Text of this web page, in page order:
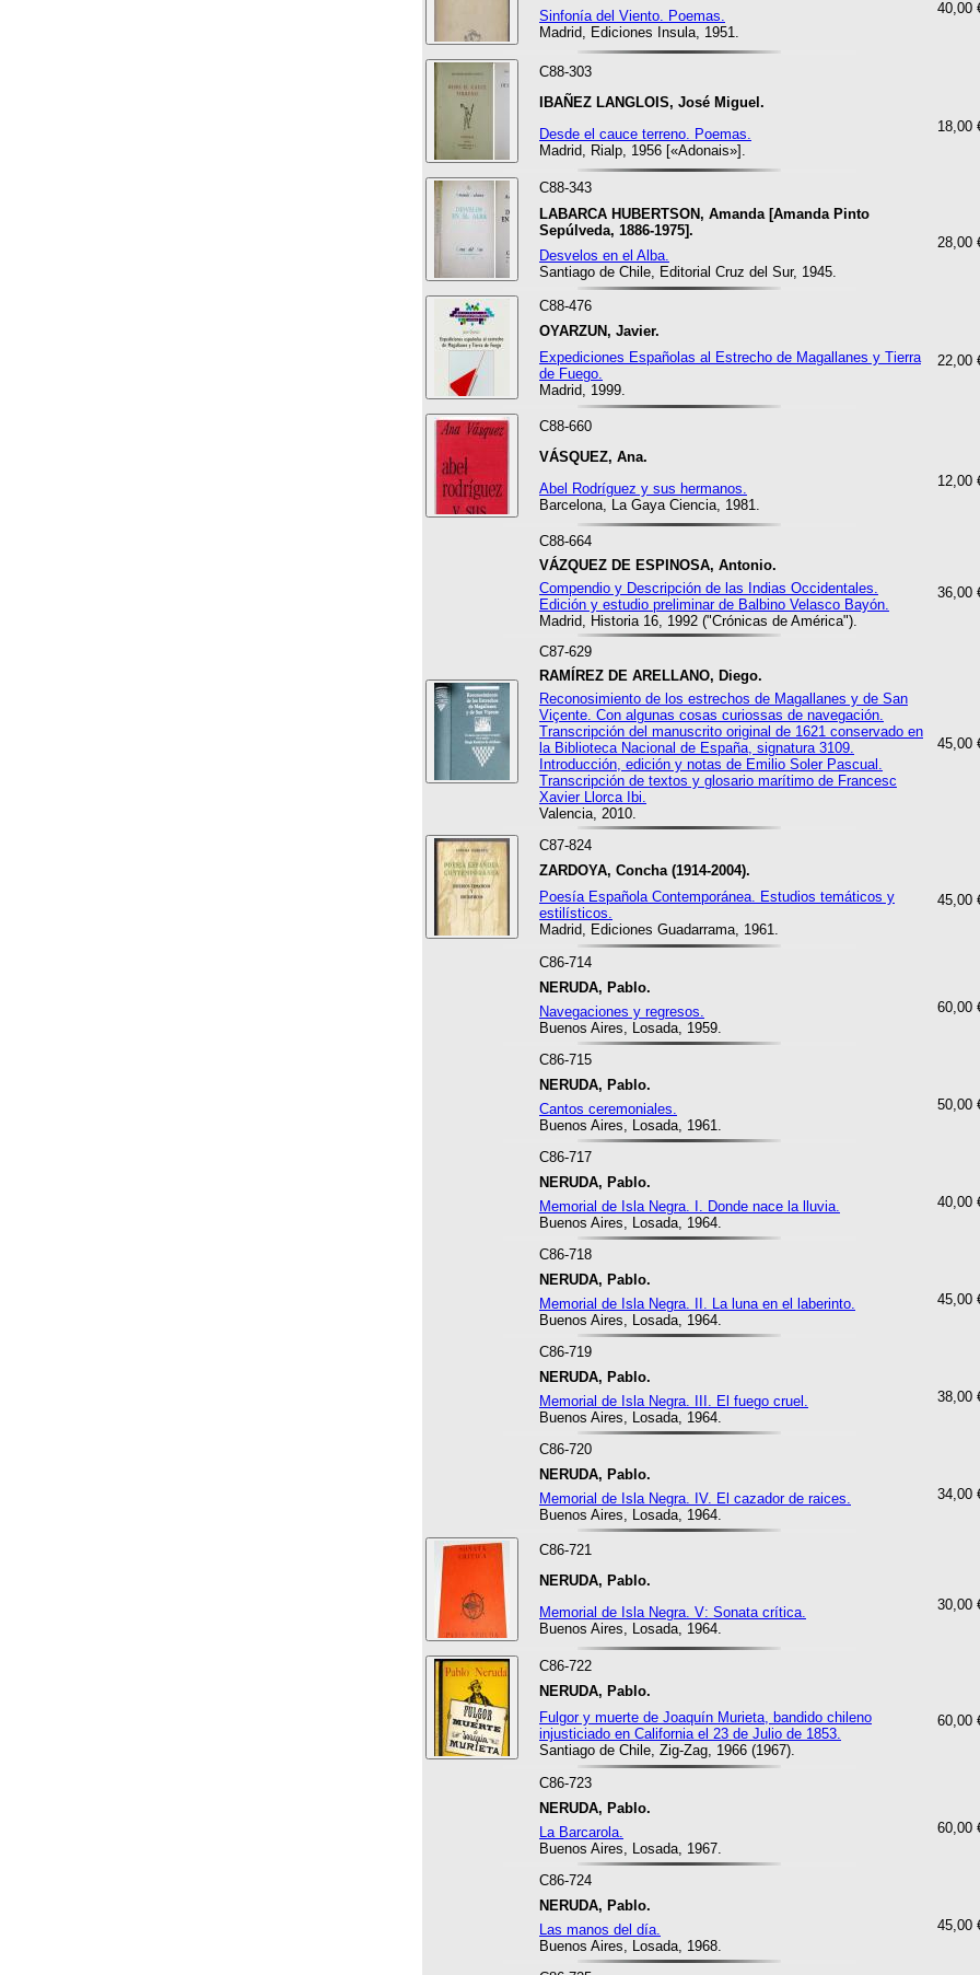
40,00
Sinfonía del Viento. Poemas.
Madrid, Ediciones Insula, 1951.
C88-303
IBAÑEZ LANGLOIS, José Miguel.
18,00
Desde el cauce terreno. Poemas.
Madrid, Rialp, 1956 [«Adonais»].
C88-343
LABARCA HUBERTSON, Amanda [Amanda Pinto
Sepúlveda, 1886-1975].
28,00
Desvelos en el Alba.
Santiago de Chile, Editorial Cruz del Sur, 1945.
C88-476
OYARZUN, Javier.
22,00
Expediciones Españolas al Estrecho de Magallanes y Tierra
de Fuego.
Madrid, 1999.
C88-660
VÁSQUEZ, Ana.
12,00
Abel Rodríguez y sus hermanos.
Barcelona, La Gaya Ciencia, 1981.
C88-664
VÁZQUEZ DE ESPINOSA, Antonio.
36,00
Compendio y Descripción de las Indias Occidentales.
Edición y estudio preliminar de Balbino Velasco Bayón.
Madrid, Historia 16, 1992 ("Crónicas de América").
C87-629
RAMÍREZ DE ARELLANO, Diego.
45,00
Reconosimiento de los estrechos de Magallanes y de San
Viçente. Con algunas cosas curiossas de navegación.
Transcripción del manuscrito original de 1621 conservado en
la Biblioteca Nacional de España, signatura 3109.
Introducción, edición y notas de Emilio Soler Pascual.
Transcripción de textos y glosario marítimo de Francesc
Xavier Llorca Ibi.
Valencia, 2010.
C87-824
ZARDOYA, Concha (1914-2004).
45,00
Poesía Española Contemporánea. Estudios temáticos y
estilísticos.
Madrid, Ediciones Guadarrama, 1961.
C86-714
NERUDA, Pablo.
60,00
Navegaciones y regresos.
Buenos Aires, Losada, 1959.
C86-715
NERUDA, Pablo.
50,00
Cantos ceremoniales.
Buenos Aires, Losada, 1961.
C86-717
NERUDA, Pablo.
40,00
Memorial de Isla Negra. I. Donde nace la lluvia.
Buenos Aires, Losada, 1964.
C86-718
NERUDA, Pablo.
45,00
Memorial de Isla Negra. II. La luna en el laberinto.
Buenos Aires, Losada, 1964.
C86-719
NERUDA, Pablo.
38,00
Memorial de Isla Negra. III. El fuego cruel.
Buenos Aires, Losada, 1964.
C86-720
NERUDA, Pablo.
34,00
Memorial de Isla Negra. IV. El cazador de raices.
Buenos Aires, Losada, 1964.
C86-721
NERUDA, Pablo.
30,00
Memorial de Isla Negra. V: Sonata crítica.
Buenos Aires, Losada, 1964.
C86-722
NERUDA, Pablo.
60,00
Fulgor y muerte de Joaquín Murieta, bandido chileno
injusticiado en California el 23 de Julio de 1853.
Santiago de Chile, Zig-Zag, 1966 (1967).
C86-723
NERUDA, Pablo.
60,00
La Barcarola.
Buenos Aires, Losada, 1967.
C86-724
NERUDA, Pablo.
45,00
Las manos del día.
Buenos Aires, Losada, 1968.